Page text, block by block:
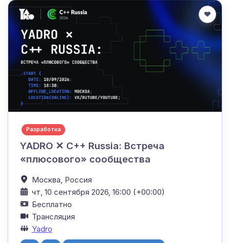
Разработка
YADRO ✕ C++ Russia: Встреча
«плюсового» сообщества
Москва, Россия
чт, 10 сентября 2026, 16:00 (+00:00)
Бесплатно
Трансляция
Yadro